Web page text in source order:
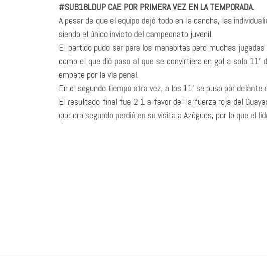
#SUB18LDUP CAE POR PRIMERA VEZ EN LA TEMPORADA.
A pesar de que el equipo dejó todo en la cancha, las
siendo el único invicto del campeonato juvenil.
El partido pudo ser para los manabitas pero muchas
como el que dió paso al que se convirtiera en gol a solo
empate por la vía penal.
En el segundo tiempo otra vez, a los 11′ se puso por
El resultado final fue 2-1 a favor de “la fuerza roja del
que era segundo perdió en su visita a Azógues, por lo que el